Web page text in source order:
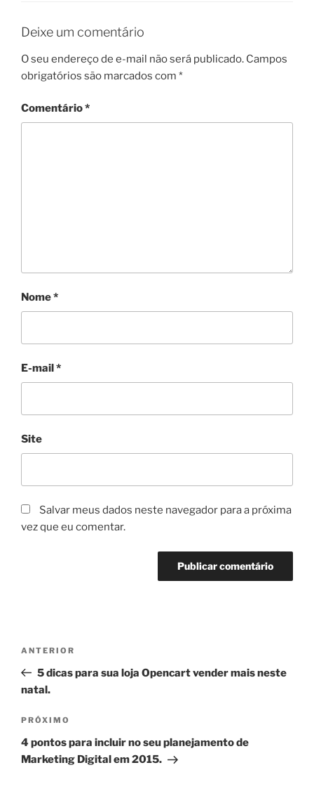
Deixe um comentário
O seu endereço de e-mail não será publicado. Campos
obrigatórios são marcados com *
Comentário*
Nome*
E-mail*
Site
Salvar meus dados neste navegador para a próxima
vez que eu comentar.
Post
Post
anterior
ANTERIOR
5 dicas para sua loja Opencart vender mais neste
natal.
Próximo
post
PRÓXIMO
4 pontos para incluir no seu planejamento de
Marketing Digital em 2015.